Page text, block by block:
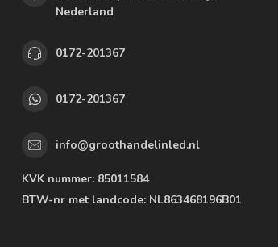
Nederland
0172-201367
0172-201367
info@groothandelinled.nl
KVK nummer: 85011584
BTW-nr met landcode: NL863468196B01